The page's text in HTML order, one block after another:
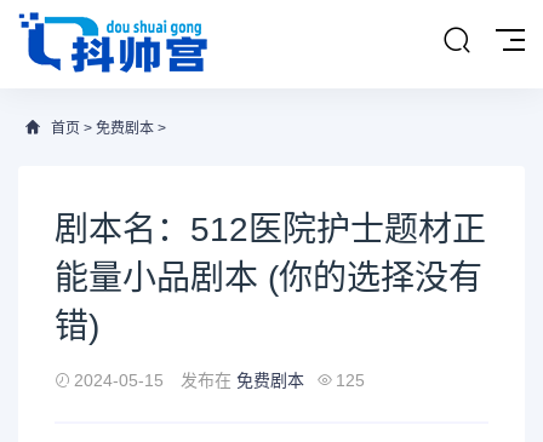
首页 > 免费剧本 >
剧本名：512医院护士题材正
能量小品剧本 (你的选择没有
错)
2024-05-15 发布在 免费剧本 125